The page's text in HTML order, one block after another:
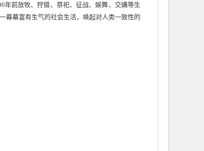
年前放牧、狩猎、祭祀、征战、娱舞、交媾等生
幕幕富有生气的社会生活，唤起对人类一致性的